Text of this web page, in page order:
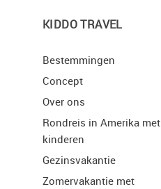
KIDDO TRAVEL
Bestemmingen
Concept
Over ons
Rondreis in Amerika met
kinderen
Gezinsvakantie
Zomervakantie met